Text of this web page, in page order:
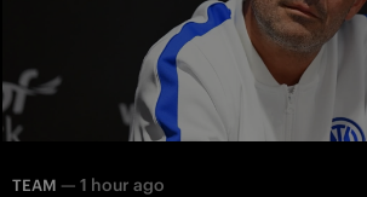
TEAM — 1 hour ago